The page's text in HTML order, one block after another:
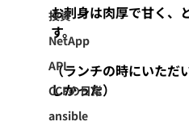
投資
NetApp
API
CCFの日常
ansible
お刺身は肉厚で甘く、
す。
（ランチの時にいただ
しかった）